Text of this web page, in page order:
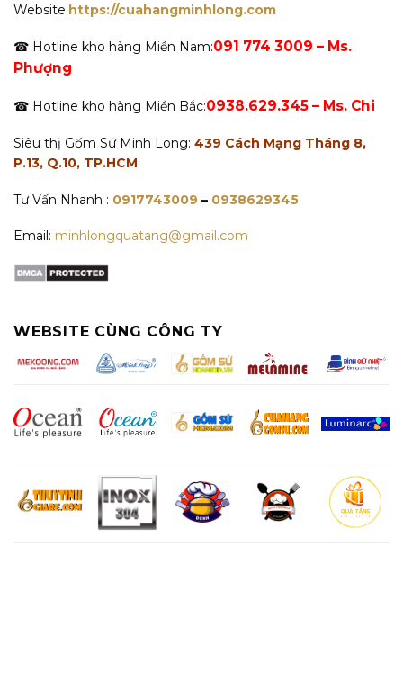
Website:https://cuahangminhlong.com
☎ Hotline kho hàng Miền Nam:091 774 3009 – Ms.
Phượng
☎ Hotline kho hàng Miền Bắc:0938.629.345 – Ms. Chi
Siêu thị Gốm Sứ Minh Long: 439 Cách Mạng Tháng 8,
P.13, Q.10, TP.HCM
Tư Vấn Nhanh : 0917743009 – 0938629345
Email: minhlongquatang@gmail.com
WEBSITE CÙNG CÔNG TY